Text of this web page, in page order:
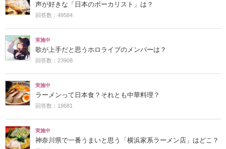
声が好きな「日本のボーカリスト」は？
回答数：49584
実施中
歌が上手だと思うホロライブのメンバーは？
回答数：23908
実施中
ラーメンって日本食？それとも中華料理？
回答数：19681
実施中
神奈川県で一番うまいと思う「横浜家系ラーメン店」はどこ？